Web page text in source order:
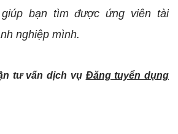
bạn tìm được ứng viên tài
nghiệp mình.
tư vấn dịch vụ Đăng tuyển dụng